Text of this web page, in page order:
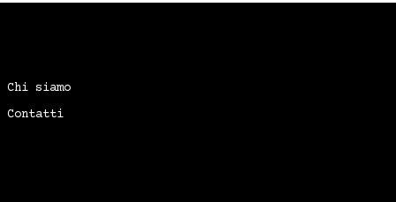
Chi siamo
Contatti